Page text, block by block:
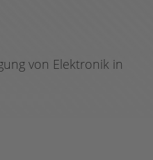
von Elektronik in